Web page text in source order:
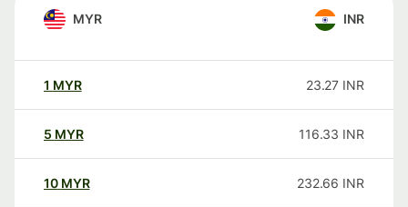
MYR INR
1 MYR 23.27 INR
5 MYR 116.33 INR
10 MYR 232.66 INR